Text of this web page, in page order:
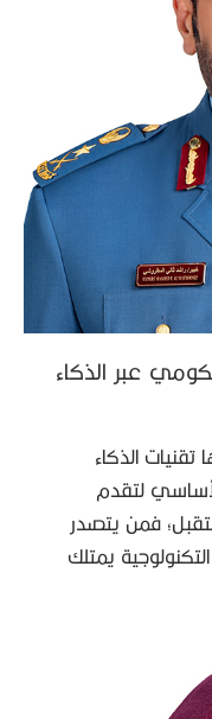
عبر الذكاء
الذكاء
لتقدم
فمن يتصدر
يمتلك